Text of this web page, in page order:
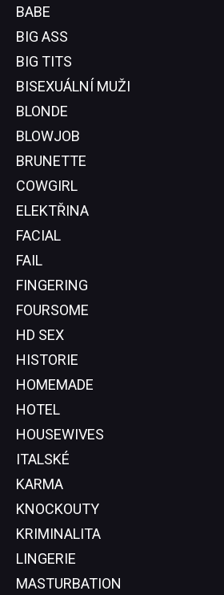
BABE
BIG ASS
BIG TITS
BISEXUÁLNÍ MUŽI
BLONDE
BLOWJOB
BRUNETTE
COWGIRL
ELEKTŘINA
FACIAL
FAIL
FINGERING
FOURSOME
HD SEX
HISTORIE
HOMEMADE
HOTEL
HOUSEWIVES
ITALSKÉ
KARMA
KNOCKOUTY
KRIMINALITA
LINGERIE
MASTURBATION